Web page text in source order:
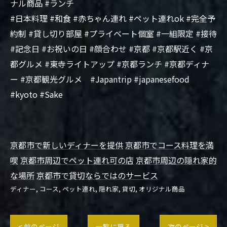
ナル商品 #ランチ
#日本料理 #和食 #赤ちゃん連れ #ペット連れok #完全予
約制 #貸し切り部屋 #プライベート個室 #一組限定 #接待
#記念日 #お祝いの日 #顔合わせ #京都 #京都駅近く #京
都グルメ #東寺ライトアップ #京都ランチ #京都ディナ
ー #京都観光グルメ #Japantrip #japanesefood
#kyoto #Sake
京都市で新しいディナーを提供京都市でコース料理を満
喫 京都市周辺でペット連れ可の店京都市周辺の隠れ家的
な場所京都市で貸切ならではのサービス
ディナー コース ペット連れ 隠れ家 貸切 オリジナル商品